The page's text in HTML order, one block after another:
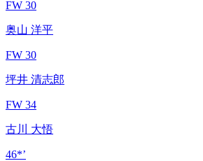
FW 30
奥山 洋平
FW 30
坪井 清志郎
FW 34
古川 大悟
46*’